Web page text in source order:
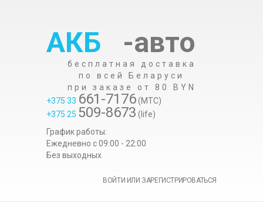
АКБ -авто
бесплатная доставка
по всей Беларуси
при заказе от 80 BYN
+375 33 661-7176(МТС)
+375 25 509-8673 (life)
График работы:
Ежедневно c 09:00 - 22:00
Без выходных
ВОЙТИ ИЛИ ЗАРЕГИСТРИРОВАТЬСЯ